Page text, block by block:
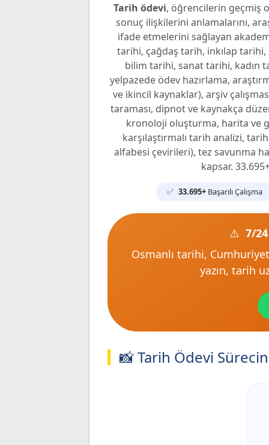
Tarih ödevi, öğrencilerin geçmiş
sonuç ilişkilerini anlamalarını,
ifade etmelerini sağlayan
tarihi, çağdaş tarih, inkılap
bilim tarihi, sanat tarihi, kadın
yelpazede ödev hazırlama,
ve ikincil kaynaklar), arşiv
taraması, dipnot ve kaynakça
kronoloji oluşturma, harita ve
karşılaştırmalı tarih analizi,
alfabesi çevirileri), tez savunma
kapsar.
33.695+ Başarılı Çalışma
7/
Osmanlı tarihi,
yazın, tarih
📸 Tarih Ödevi